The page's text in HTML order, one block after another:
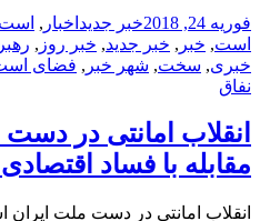
ارسال
شده
در
فوریه 24, 2018 نویسنده
دسته‌ها
خبر جدیدبرچسب‌ها
اخبار ,
است, خبر , خبر جدید, خبر روز ,
خبری, سخت, شهر خبر , فضای
نفاق
انقلاب امانتی در
مقابله با فساد
انقلاب امانتی در دست ملت ایران